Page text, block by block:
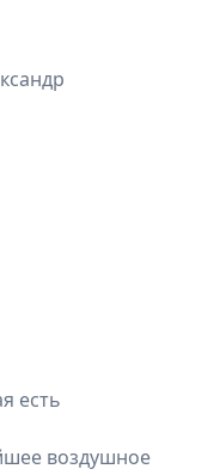
есть
воздушное